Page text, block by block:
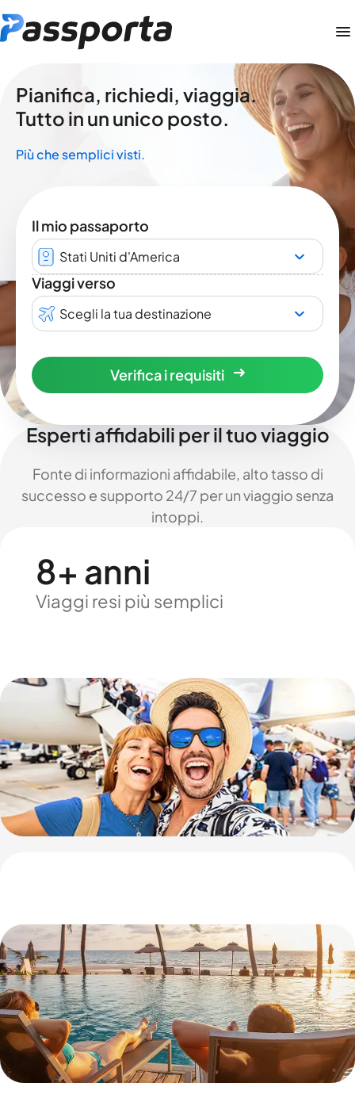
Pianifica, richiedi, viaggia.
Tutto in un unico posto.
Più che semplici visti.
Il mio passaporto
Stati Uniti d'America
Viaggi verso
Scegli la tua destinazione
Verifica i requisiti
Esperti affidabili per il tuo viaggio
Fonte di informazioni affidabile, alto tasso di
successo e supporto 24/7 per un viaggio senza
intoppi.
8+ anni
Viaggi resi più semplici